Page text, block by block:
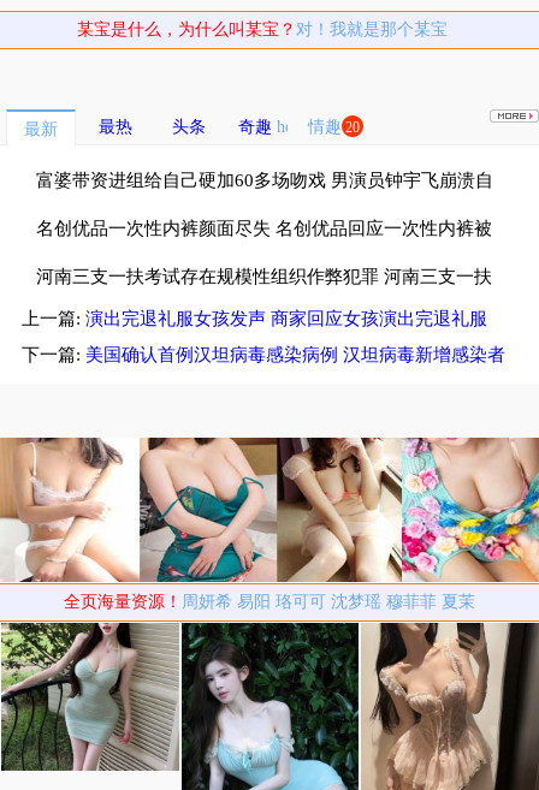
某宝是什么，为什么叫某宝？ 对！我就是那个某宝
最新 最热 头条 奇趣 情趣 20
富婆带资进组给自己硬加60多场吻戏 男演员钟宇飞崩溃自
曝遇富婆加吻戏
名创优品一次性内裤颜面尽失 名创优品回应一次性内裤被
吐槽质量差
河南三支一扶考试存在规模性组织作弊犯罪 河南三支一扶
考试按人头给分数
上一篇: 演出完退礼服女孩发声 商家回应女孩演出完退礼服
下一篇: 美国确认首例汉坦病毒感染病例 汉坦病毒新增感染者
全页海量资源！ 周妍希 易阳 珞可可 沈梦瑶 穆菲菲 夏茉